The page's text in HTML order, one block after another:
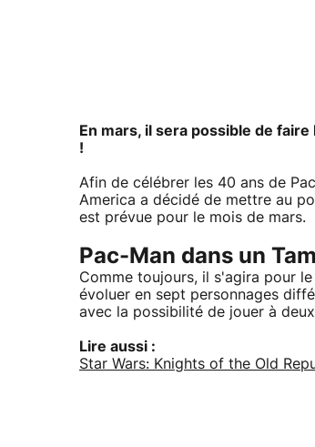
En mars, il sera possible de
!
Afin de célébrer les 40 ans de
America a décidé de mettre au
est prévue pour le mois de mars.
Pac-Man dans un
Comme toujours, il s'agira pour
évoluer en sept personnages
avec la possibilité de jouer à
Lire aussi :
Star Wars: Knights of the Old